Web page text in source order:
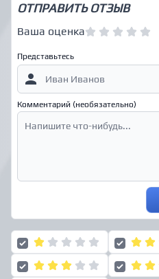
ОТПРАВИТЬ ОТЗЫВ
Ваша оценка
Представьтесь
Комментарий (необязательно)